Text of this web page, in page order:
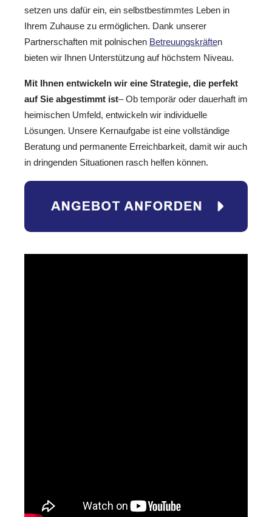
setzen uns dafür ein, ein selbstbestimmtes Leben in
Ihrem Zuhause zu ermöglichen. Dank unserer
Partnerschaften mit polnischen Betreuungskräften
bieten wir Ihnen Unterstützung auf höchstem Niveau.
Mit Ihnen entwickeln wir eine Strategie, die perfekt
auf Sie abgestimmt ist– Ob temporär oder dauerhaft im
heimischen Umfeld, entwickeln wir individuelle
Lösungen. Unsere Kernaufgabe ist eine vollständige
Beratung und permanente Erreichbarkeit, damit wir auch
in dringenden Situationen rasch helfen können.